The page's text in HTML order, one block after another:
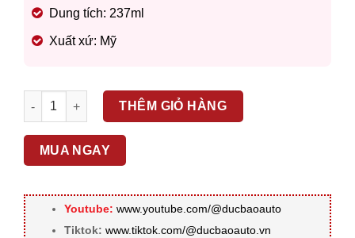
Dung tích: 237ml
Xuất xứ: Mỹ
3M – PHỤC HỒI NHỰA ĐEN – BONDO RESTORE BLACK
THÊM GIỎ HÀNG
MUA NGAY
Youtube: www.youtube.com/@ducbaoauto
Tiktok: www.tiktok.com/@ducbaoauto.vn